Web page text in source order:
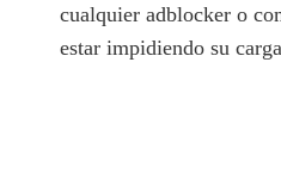
cualquier adblocker o
estar impidiendo su